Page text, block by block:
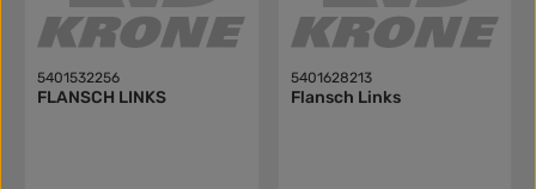
5401532256
FLANSCH LINKS
5401628213
Flansch Links